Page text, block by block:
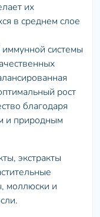
их
в среднем слое
системы
рост
благодаря
и природным
экстракты
моллюски и